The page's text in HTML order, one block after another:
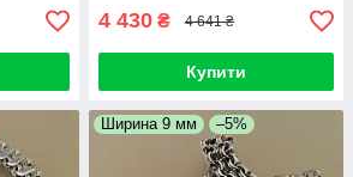
4 430 ₴ 4 641 ₴
Купити
Ширина 9 мм –5%